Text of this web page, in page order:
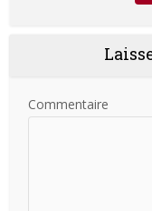
Commentaire